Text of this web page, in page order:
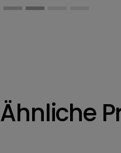
Ähnliche